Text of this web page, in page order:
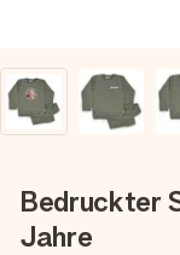
Bedruckter
Jahre